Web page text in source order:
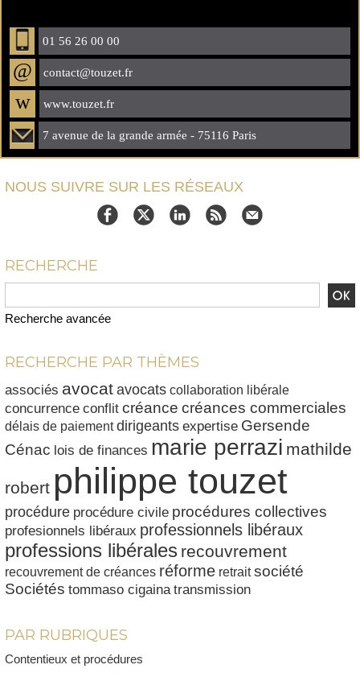
01 56 26 00 00
@ contact@touzet.fr
w www.touzet.fr
7 avenue de la grande armée - 75116 Paris
NOUS SUIVRE SUR LES RÉSEAUX
RECHERCHE
Recherche avancée
RECHERCHE PAR THÈMES
associés avocatavocats collaboration libérale
concurrence conflit créance créances commerciales
délais de paiement dirigeants expertise Gersende
Cénac lois de finances marie perrazi mathilde
robert philippe touzet
procédure procédure civile procédures collectives
profesionnels libéraux professionnels libéraux
professions libérales recouvrement
recouvrement de créances réforme retrait société
Sociétés tommaso cigaina transmission
PAR RUBRIQUES
Contentieux et procédures